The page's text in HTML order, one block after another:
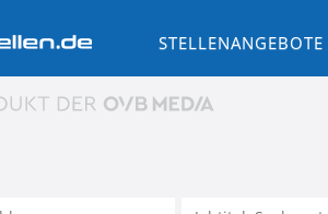
STELLENANGEBOTE